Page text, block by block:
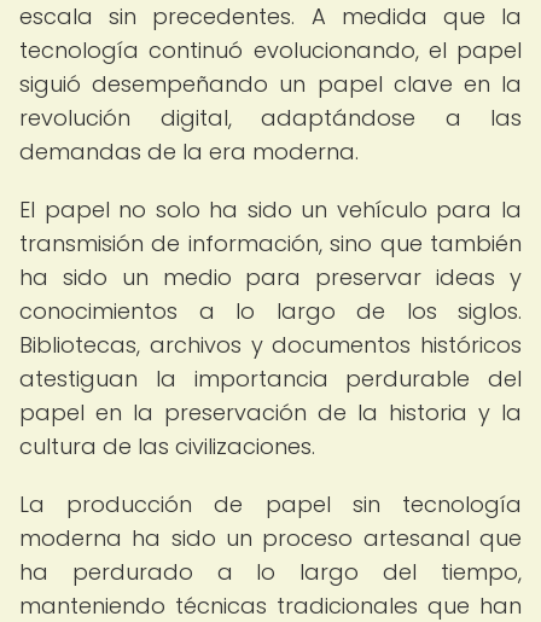
escala sin precedentes. A medida que la
tecnología continuó evolucionando, el papel
siguió desempeñando un papel clave en la
revolución digital, adaptándose a las
demandas de la era moderna.
El papel no solo ha sido un vehículo para la
transmisión de información, sino que también
ha sido un medio para preservar ideas y
conocimientos a lo largo de los siglos.
Bibliotecas, archivos y documentos históricos
atestiguan la importancia perdurable del
papel en la preservación de la historia y la
cultura de las civilizaciones.
La producción de papel sin tecnología
moderna ha sido un proceso artesanal que
ha perdurado a lo largo del tiempo,
manteniendo técnicas tradicionales que han